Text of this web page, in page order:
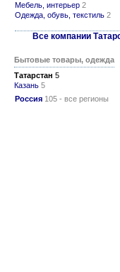
Мебель, интерьер 2
Одежда, обувь, текстиль 2
Все компании
Бытовые товары, одежда
Татарстан 5
Казань 5
Россия 105 - все регионы